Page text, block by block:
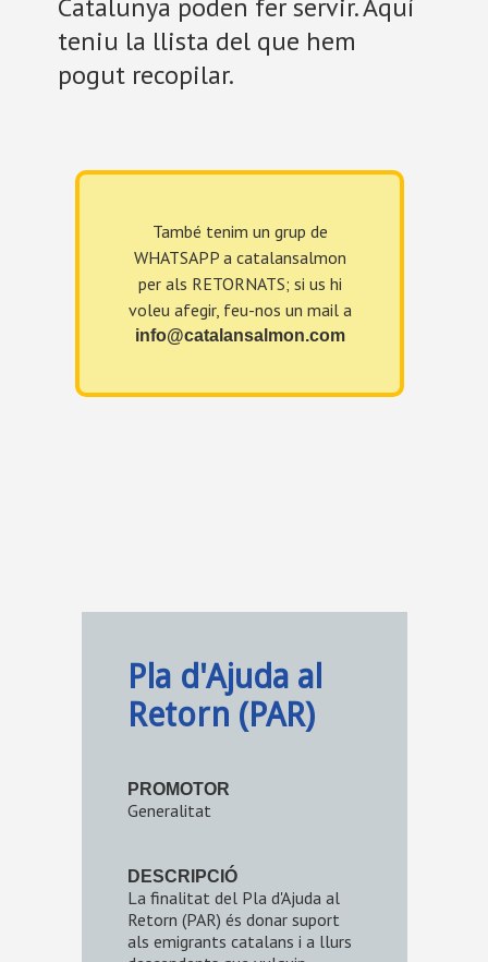
Catalunya poden fer servir. Aquí
teniu la llista del que hem
pogut recopilar.
També tenim un grup de
WHATSAPP a catalansalmon
per als RETORNATS; si us hi
voleu afegir, feu-nos un mail a
info@catalansalmon.com
Pla d'Ajuda al
Retorn (PAR)
PROMOTOR
Generalitat
DESCRIPCIÓ
La finalitat del Pla d'Ajuda al
Retorn (PAR) és donar suport
als emigrants catalans i a llurs